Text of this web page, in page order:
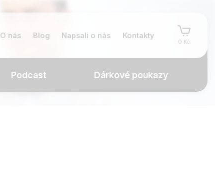
O nás Blog Napsali o nás Kontakty
0 Kč
Podcast Dárkové poukazy